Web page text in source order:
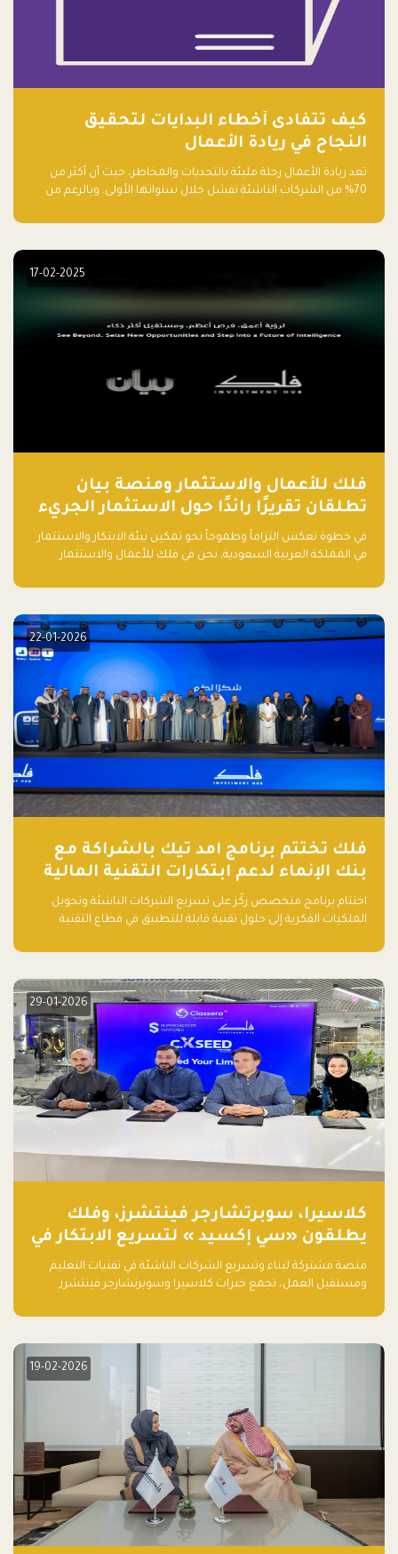
كيف تتفادى أخطاء البدايات لتحقيق
النجاح في ريادة الأعمال
تعد ريادة الأعمال رحلة مليئة بالتحديات والمخاطر، حيث أن أكثر من
70% من الشركات الناشئة تفشل خلال سنواتها الأولى. وبالرغم من
الكثيرون في بداية رحلتهم، وهي التي قد تعرقل نجاحهم. في هذا
17-02-2025
فلك للأعمال والاستثمار ومنصة بيان
تطلقان تقريرًا رائدًا حول الاستثمار الجريء
في الذكاء الاصطناعي بالمملكة العربية
السعودية
في خطوة تعكس التزاماً وطموحاً نحو تمكين بيئة الابتكار والاستثمار
في المملكة العربية السعودية, نحن في فلك للأعمال والاستثمار
الذكاء الاصطناعي: خارطة الطريق للمستثمرين ورواد الأعمال في
22-01-2026
فلك تختتم برنامج امد تيك بالشراكة مع
بنك الإنماء لدعم ابتكارات التقنية المالية
اختتام برنامج متخصص ركّز على تسريع الشركات الناشئة وتحويل
الملكيات الفكرية إلى حلول تقنية قابلة للتطبيق في قطاع التقنية
29-01-2026
كلاسيرا، سوبرتشارجر فينتشرز، وفلك
يطلقون «سي إكسيد » لتسريع الابتكار في
تقنيات التعليم ومستقبل العمل
منصة مشتركة لبناء وتسريع الشركات الناشئة في تقنيات التعليم
ومستقبل العمل، تجمع خبرات كلاسيرا وسوبرتشارجر فينتشرز
العالمية.
19-02-2026